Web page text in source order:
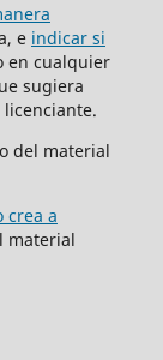
e indicar si
en cualquier
sugiera
del material
crea a
material